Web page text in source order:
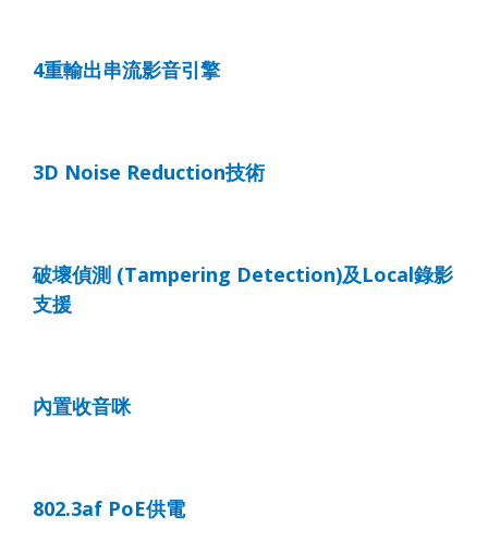
4重輸出串流影音引擎
3D Noise Reduction技術
破壞偵測 (Tampering Detection)及Local錄影
支援
內置收音咪
802.3af PoE供電